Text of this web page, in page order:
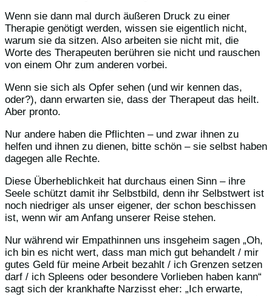
Wenn sie dann mal durch äußeren Druck zu einer
Therapie genötigt werden, wissen sie eigentlich nicht,
warum sie da sitzen. Also arbeiten sie nicht mit, die
Worte des Therapeuten berühren sie nicht und rauschen
von einem Ohr zum anderen vorbei.
Wenn sie sich als Opfer sehen (und wir kennen das,
oder?), dann erwarten sie, dass der Therapeut das heilt.
Aber pronto.
Nur andere haben die Pflichten – und zwar ihnen zu
helfen und ihnen zu dienen, bitte schön – sie selbst haben
dagegen alle Rechte.
Diese Überheblichkeit hat durchaus einen Sinn – ihre
Seele schützt damit ihr Selbstbild, denn ihr Selbstwert ist
noch niedriger als unser eigener, der schon beschissen
ist, wenn wir am Anfang unserer Reise stehen.
Nur während wir Empathinnen uns insgeheim sagen „Oh,
ich bin es nicht wert, dass man mich gut behandelt / mir
gutes Geld für meine Arbeit bezahlt / ich Grenzen setzen
darf / ich Spleens oder besondere Vorlieben haben kann“
sagt sich der krankhafte Narzisst eher: „Ich erwarte,